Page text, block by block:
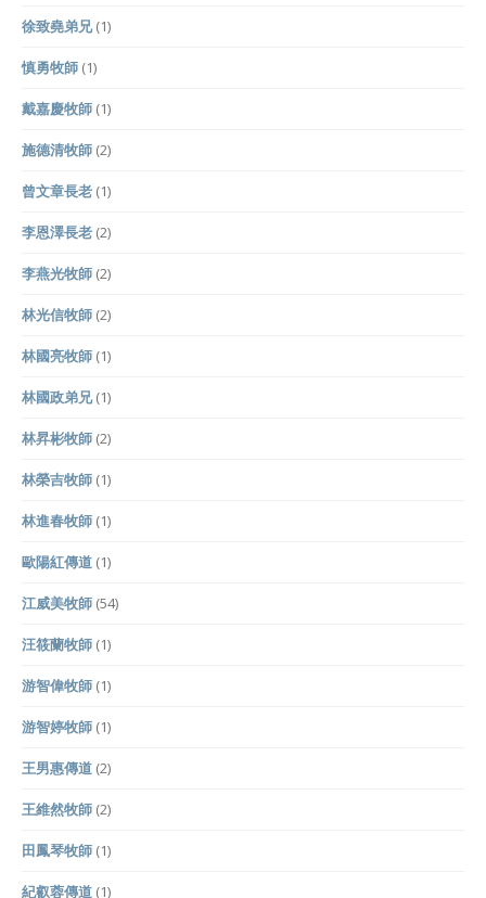
徐致堯弟兄(1)
慎勇牧師 (1)
戴嘉慶牧師 (1)
施德清牧師 (2)
曾文章長老 (1)
李恩澤長老 (2)
李燕光牧師 (2)
林光信牧師 (2)
林國亮牧師 (1)
林國政弟兄(1)
林昇彬牧師 (2)
林榮吉牧師 (1)
林進春牧師 (1)
歐陽紅傳道 (1)
江威美牧師 (54)
汪筱蘭牧師 (1)
游智偉牧師 (1)
游智婷牧師 (1)
王男惠傳道 (2)
王維然牧師 (2)
田鳳琴牧師 (1)
紀叡蓉傳道 (1)